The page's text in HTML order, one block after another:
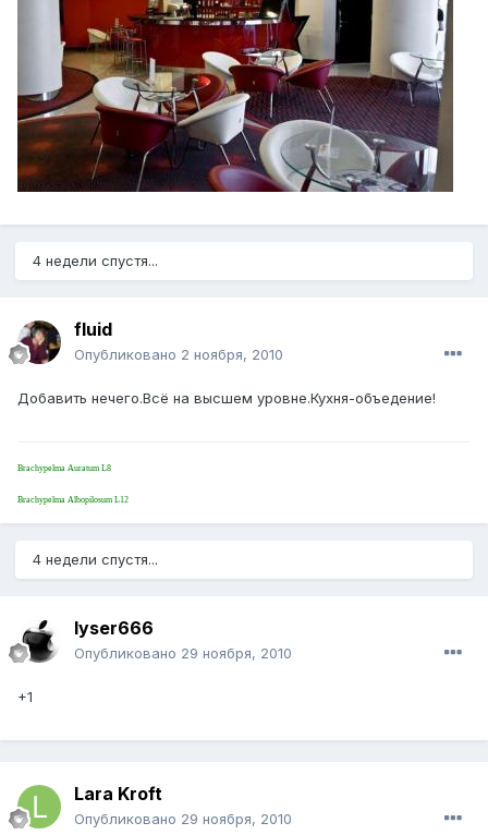
4 недели спустя...
fluid
Опубликовано 2 ноября, 2010
Добавить нечего.Всё на высшем уровне.Кухня-объедение!
Brachypelma Auratum L8
Brachypelma Albopilosum L12
4 недели спустя...
lyser666
Опубликовано 29 ноября, 2010
+1
Lara Kroft
Опубликовано 29 ноября, 2010